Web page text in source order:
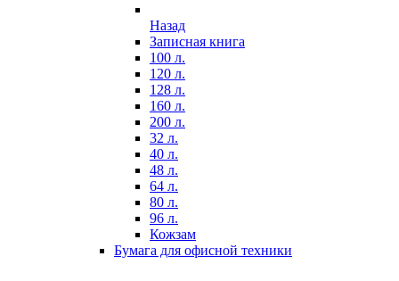
Назад
Записная книга
100 л.
120 л.
128 л.
160 л.
200 л.
32 л.
40 л.
48 л.
64 л.
80 л.
96 л.
Кожзам
Бумага для офисной техники